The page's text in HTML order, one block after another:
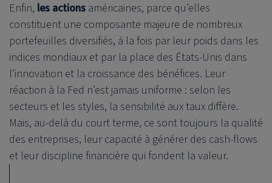
Enfin, les actions américaines, parce qu’elles
constituent une composante majeure de nombreux
portefeuilles diversifiés, à la fois par leur poids dans les
indices mondiaux et par la place des États-Unis dans
l’innovation et la croissance des bénéfices. Leur
réaction à la Fed n’est jamais uniforme : selon les
secteurs et les styles, la sensibilité aux taux diffère.
Mais, au-delà du court terme, ce sont toujours la qualité
des entreprises, leur capacité à générer des cash-flows
et leur discipline financière qui fondent la valeur.